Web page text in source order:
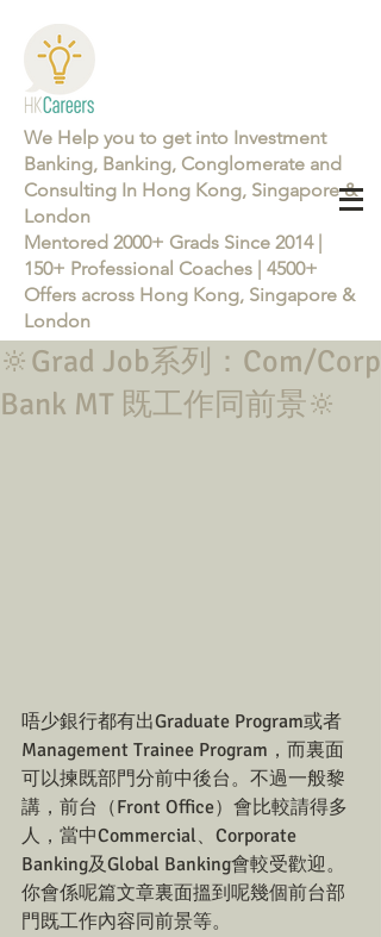
We Help you to get into Investment
Banking, Banking, Conglomerate and
Consulting In Hong Kong, Singapore &
London
Mentored 2000+ Grads Since 2014 |
150+ Professional Coaches | 4500+
Offers across Hong Kong, Singapore &
London
Learn more about the Career Training Program 26/27
🔆Grad Job系列：Com/Corp
Bank MT 既工作同前景🔆
唔少銀行都有出Graduate Program或者
Management Trainee Program，而裏面
可以揀既部門分前中後台。不過一般黎
講，前台（Front Office）會比較請得多
人，當中Commercial、Corporate
Banking及Global Banking會較受歡迎。
你會係呢篇文章裏面搵到呢幾個前台部
門既工作內容同前景等。